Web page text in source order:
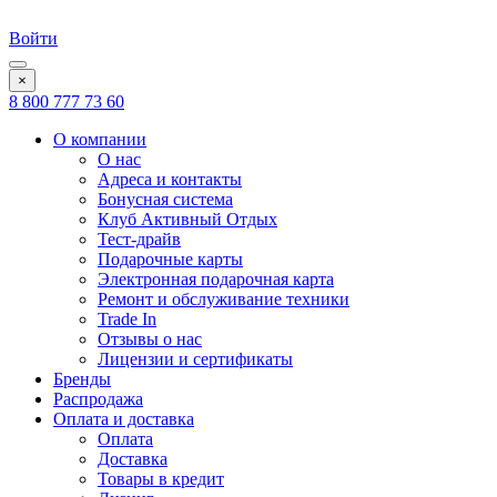
Войти
×
8 800 777 73 60
О компании
О нас
Адреса и контакты
Бонусная система
Клуб Активный Отдых
Тест-драйв
Подарочные карты
Электронная подарочная карта
Ремонт и обслуживание техники
Trade In
Отзывы о нас
Лицензии и сертификаты
Бренды
Распродажа
Оплата и доставка
Оплата
Доставка
Товары в кредит